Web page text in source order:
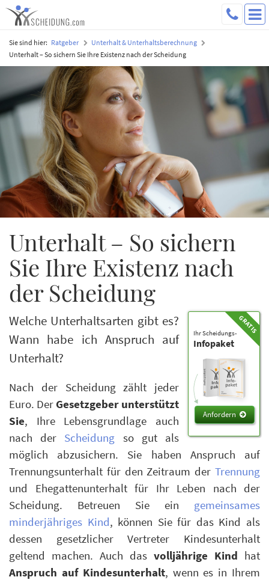
Sie sind hier: Ratgeber
Unterhalt & Unterhaltsberechnung
Unterhalt – So sichern Sie Ihre Existenz nach der Scheidung
Unterhalt – So sichern
Sie Ihre Existenz nach
der Scheidung
Ihr Scheidungs-
Infopaket
Anfordern
Welche Unterhaltsarten gibt es?
Wann habe ich Anspruch auf
Unterhalt?
Nach der Scheidung zählt jeder
Euro. Der Gesetzgeber unterstützt
Sie, Ihre Lebensgrundlage auch
nach der Scheidung so gut als
möglich abzusichern. Sie haben Anspruch auf
Trennungsunterhalt für den Zeitraum der Trennung
und Ehegattenunterhalt für Ihr Leben nach der
Scheidung. Betreuen Sie ein gemeinsames
minderjähriges Kind, können Sie für das Kind als
dessen gesetzlicher Vertreter Kindesunterhalt
geltend machen. Auch das volljährige Kind hat
Anspruch auf Kindesunterhalt, wenn es in Ihrem